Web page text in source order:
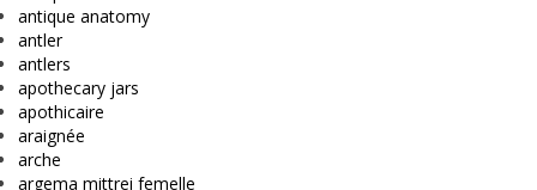
antique anatomy
antler
antlers
apothecary jars
apothicaire
araignée
arche
argema mittrei femelle